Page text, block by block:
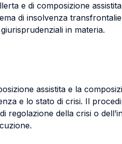
e di composizione
di insolvenza
in materia.
assistita e la
e lo stato di crisi. Il
regolazione della crisi o